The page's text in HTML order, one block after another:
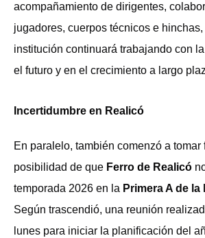
acompañamiento de dirigentes,
jugadores, cuerpos técnicos e
institución continuará trabajando con
el futuro y en el crecimiento a largo
Incertidumbre en Realicó
En paralelo, también comenzó a tomar
posibilidad de que Ferro de Realicó
temporada 2026 en la Primera A de
Según trascendió, una reunión
lunes para iniciar la planificación del